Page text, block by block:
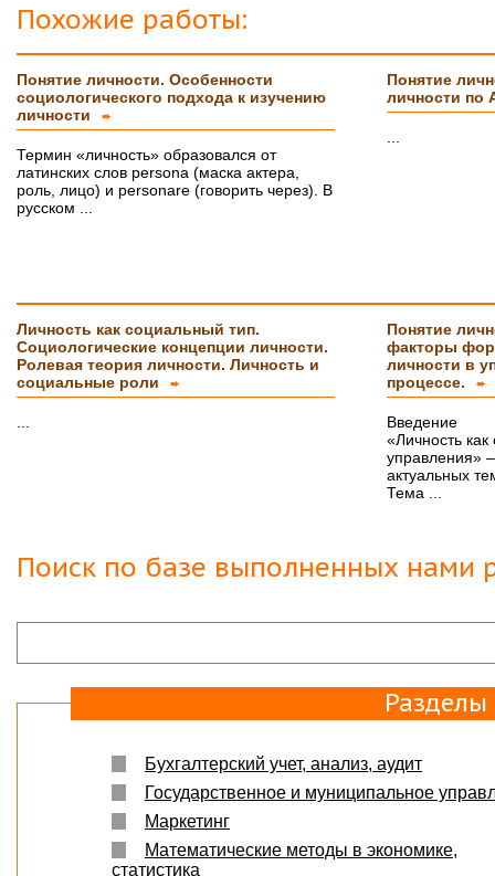
защитилась на 4!!!! Отзыв на сайт обязательно
прикреплю,друзьям и знакомым буду Вас
Ольга С.
09.02.2018
Курсовая на "5"! Спасибо огромное!!!
После новогодних праздников буду снова Вам
Ксения
16.01.2018
Спасибо большое!!! Очень приятно с Вами
сотрудничать!
Буду еще к Вам обращаться!!
СПАСИБО!!!
Вера
07.03.18
Похожие работы:
Понятие личности. Особенности
социологического подхода к изучению
личности
➨
Термин «личность» образовался от
латинских слов persona (маска актера,
роль, лицо) и personare (говорить через). В
русском ...
Понятие
личности по
...
Личность как социальный тип.
Социологические концепции личности.
Ролевая теория личности. Личность и
социальные роли
➨
...
Понятие
факторы
личности в
процессе.
➨
Введение
«Личность как
управления»
актуальных
Тема ...
Поиск по базе выполненных нами
Бухгалтерский учет, анализ, аудит
Государственное и муниципальное
Маркетинг
Математические методы в экономике,
статистика